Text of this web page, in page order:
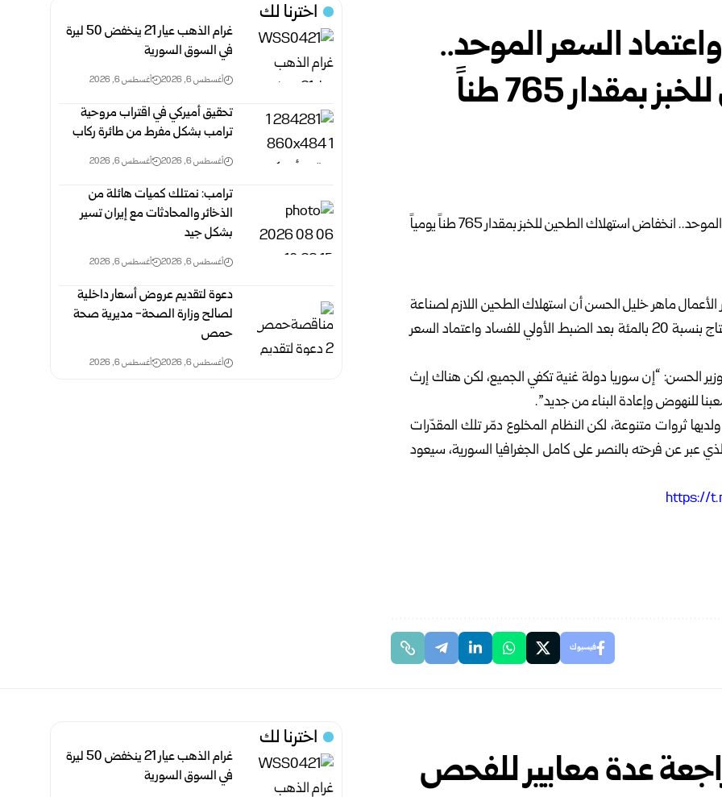
السعر الموحد..
انخفاض استهلاك الطحين للخبز بمقدار 765 طناً
الأعمال ماهر خليل الحسنأن استهلاك الطحين اللازم لصناعة
الخبز في سوريا انخفض بمقدار 765 طناً يومياً، مع تراجع الإنتاج بنسبة 20 بالمئة بعد الضبط الأولي للفساد واعتماد السعر
الحسن: “إن سوريا دولة غنية تكفي الجميع، لكن هناك إرث
للنهوض وإعادة البناء من جديد”.
ثروات متنوعة، لكن النظام المخلوع دمّر تلك المقدّرات
عن فرحته بالنصر على كامل الجغرافيا السورية، سيعود
فيسبوك
اخترنا لك
غرام الذهب عيار 21 ينخفض 50 ليرة
في السوق السورية‎
أغسطس 6, 2026 أغسطس 6, 2026
تحقيق أميركي في اقتراب مروحية
ترامب بشكل مفرط من طائرة ركاب
أغسطس 6, 2026 أغسطس 6, 2026
ترامب: نمتلك كميات هائلة من
الذخائر والمحادثات مع إيران تسير
بشكل جيد
أغسطس 6, 2026 أغسطس 6, 2026
دعوة لتقديم عروض أسعار داخلية
لصالح وزارة الصحة- مديرية صحة
حمص
أغسطس 6, 2026 أغسطس 6, 2026
عدة معايير للفحص
اخترنا لك
غرام الذهب عيار 21 ينخفض 50 ليرة
في السوق السورية‎